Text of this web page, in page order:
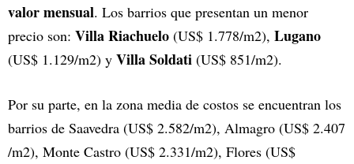
valor mensual. Los barrios que presentan un menor
precio son: Villa Riachuelo (US$ 1.778/m2), Lugano
(US$ 1.129/m2) y Villa Soldati (US$ 851/m2).
Por su parte, en la zona media de costos se encuentran los
barrios de Saavedra (US$ 2.582/m2), Almagro (US$ 2.407
/m2), Monte Castro (US$ 2.331/m2), Flores (US$